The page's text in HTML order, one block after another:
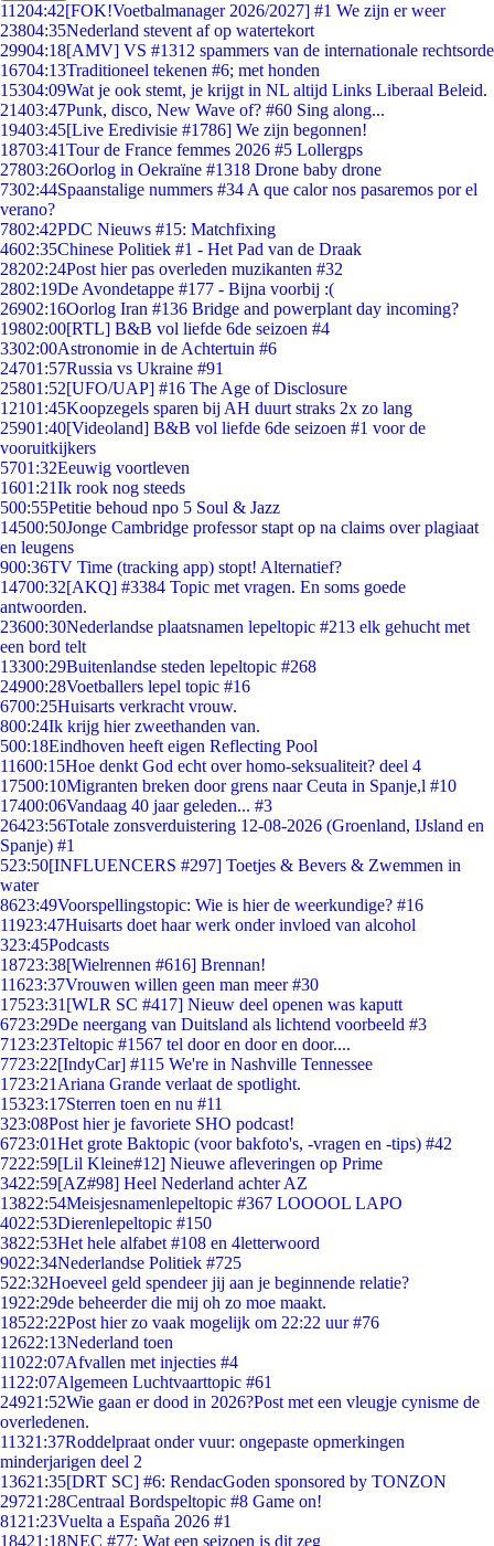
11204:42[FOK!Voetbalmanager 2026/2027] #1 We zijn er weer
23804:35Nederland stevent af op watertekort
29904:18[AMV] VS #1312 spammers van de internationale rechtsorde
16704:13Traditioneel tekenen #6; met honden
15304:09Wat je ook stemt, je krijgt in NL altijd Links Liberaal Beleid.
21403:47Punk, disco, New Wave of? #60 Sing along...
19403:45[Live Eredivisie #1786] We zijn begonnen!
18703:41Tour de France femmes 2026 #5 Lollergps
27803:26Oorlog in Oekraïne #1318 Drone baby drone
7302:44Spaanstalige nummers #34 A que calor nos pasaremos por el
verano?
7802:42PDC Nieuws #15: Matchfixing
4602:35Chinese Politiek #1 - Het Pad van de Draak
28202:24Post hier pas overleden muzikanten #32
2802:19De Avondetappe #177 - Bijna voorbij :(
26902:16Oorlog Iran #136 Bridge and powerplant day incoming?
19802:00[RTL] B&B vol liefde 6de seizoen #4
3302:00Astronomie in de Achtertuin #6
24701:57Russia vs Ukraine #91
25801:52[UFO/UAP] #16 The Age of Disclosure
12101:45Koopzegels sparen bij AH duurt straks 2x zo lang
25901:40[Videoland] B&B vol liefde 6de seizoen #1 voor de
vooruitkijkers
5701:32Eeuwig voortleven
1601:21Ik rook nog steeds
500:55Petitie behoud npo 5 Soul & Jazz
14500:50Jonge Cambridge professor stapt op na claims over plagiaat
en leugens
900:36TV Time (tracking app) stopt! Alternatief?
14700:32[AKQ] #3384 Topic met vragen. En soms goede
antwoorden.
23600:30Nederlandse plaatsnamen lepeltopic #213 elk gehucht met
een bord telt
13300:29Buitenlandse steden lepeltopic #268
24900:28Voetballers lepel topic #16
6700:25Huisarts verkracht vrouw.
800:24Ik krijg hier zweethanden van.
500:18Eindhoven heeft eigen Reflecting Pool
11600:15Hoe denkt God echt over homo-seksualiteit? deel 4
17500:10Migranten breken door grens naar Ceuta in Spanje,l #10
17400:06Vandaag 40 jaar geleden... #3
26423:56Totale zonsverduistering 12-08-2026 (Groenland, IJsland en
Spanje) #1
523:50[INFLUENCERS #297] Toetjes & Bevers & Zwemmen in
water
8623:49Voorspellingstopic: Wie is hier de weerkundige? #16
11923:47Huisarts doet haar werk onder invloed van alcohol
323:45Podcasts
18723:38[Wielrennen #616] Brennan!
11623:37Vrouwen willen geen man meer #30
17523:31 [WLR SC #417] Nieuw deel openen was kaputt
6723:29De neergang van Duitsland als lichtend voorbeeld #3
71 23:23Teltopic #1567 tel door en door en door....
7723:22[IndyCar] #115 We're in Nashville Tennessee
1723:21 Ariana Grande verlaat de spotlight.
15323:17Sterren toen en nu #11
323:08Post hier je favoriete SHO podcast!
6723:01Het grote Baktopic (voor bakfoto's, -vragen en -tips) #42
7222:59[Lil Kleine#12] Nieuwe afleveringen op Prime
3422:59[AZ#98] Heel Nederland achter AZ
13822:54Meisjesnamenlepeltopic #367 LOOOOL LAPO
4022:53Dierenlepeltopic #150
3822:53Het hele alfabet #108 en 4letterwoord
9022:34Nederlandse Politiek #725
522:32Hoeveel geld spendeer jij aan je beginnende relatie?
1922:29de beheerder die mij oh zo moe maakt.
18522:22Post hier zo vaak mogelijk om 22:22 uur #76
12622:13Nederland toen
11022:07Afvallen met injecties #4
11 22:07Algemeen Luchtvaarttopic #61
24921:52Wie gaan er dood in 2026?Post met een vleugje cynisme de
overledenen.
11321:37Roddelpraat onder vuur: ongepaste opmerkingen
minderjarigen deel 2
13621:35[DRT SC] #6: RendacGoden sponsored by TONZON
29721:28Centraal Bordspeltopic #8 Game on!
81 21:23Vuelta a España 2026 #1
18421:18NEC #77: Wat een seizoen is dit zeg